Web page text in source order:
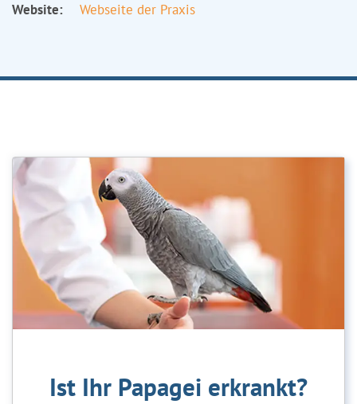
Website:
Webseite der Praxis
Ist Ihr Papagei erkrankt?